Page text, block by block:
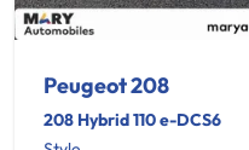
Peugeot 208
208 Hybrid 110 e-DCS6